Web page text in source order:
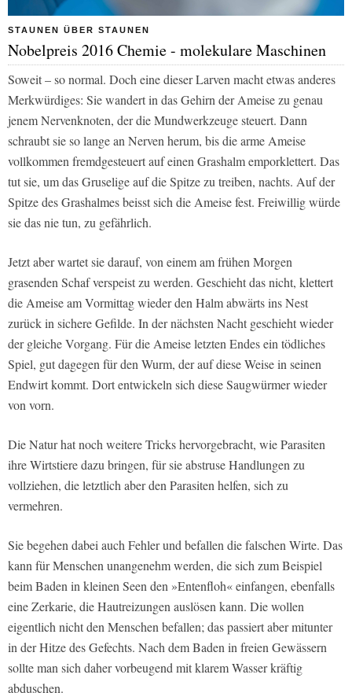
STAUNEN ÜBER STAUNEN
Nobelpreis 2016 Chemie - molekulare Maschinen
Soweit – so normal. Doch eine dieser Larven macht etwas anderes
Merkwürdiges: Sie wandert in das Gehirn der Ameise zu genau
jenem Nervenknoten, der die Mundwerkzeuge steuert. Dann
schraubt sie so lange an Nerven herum, bis die arme Ameise
vollkommen fremdgesteuert auf einen Grashalm emporklettert. Das
tut sie, um das Gruselige auf die Spitze zu treiben, nachts. Auf der
Spitze des Grashalmes beisst sich die Ameise fest. Freiwillig würde
sie das nie tun, zu gefährlich.
Jetzt aber wartet sie darauf, von einem am frühen Morgen
grasenden Schaf verspeist zu werden. Geschieht das nicht, klettert
die Ameise am Vormittag wieder den Halm abwärts ins Nest
zurück in sichere Gefilde. In der nächsten Nacht geschieht wieder
der gleiche Vorgang. Für die Ameise letzten Endes ein tödliches
Spiel, gut dagegen für den Wurm, der auf diese Weise in seinen
Endwirt kommt. Dort entwickeln sich diese Saugwürmer wieder
von vorn.
Die Natur hat noch weitere Tricks hervorgebracht, wie Parasiten
ihre Wirtstiere dazu bringen, für sie abstruse Handlungen zu
vollziehen, die letztlich aber den Parasiten helfen, sich zu
vermehren.
Sie begehen dabei auch Fehler und befallen die falschen Wirte. Das
kann für Menschen unangenehm werden, die sich zum Beispiel
beim Baden in kleinen Seen den »Entenfloh« einfangen, ebenfalls
eine Zerkarie, die Hautreizungen auslösen kann. Die wollen
eigentlich nicht den Menschen befallen; das passiert aber mitunter
in der Hitze des Gefechts. Nach dem Baden in freien Gewässern
sollte man sich daher vorbeugend mit klarem Wasser kräftig
abduschen.